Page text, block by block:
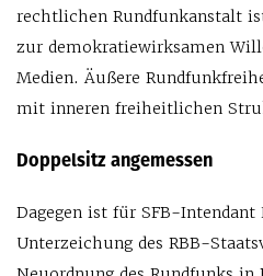
rechtlichen Rundfunkanstalt
zur demokratiewirksamen
Medien. Äußere
mit inneren freiheitlichen
Doppelsitz angemessen
Dagegen ist für SFB-
Unterzeichung des RBB-